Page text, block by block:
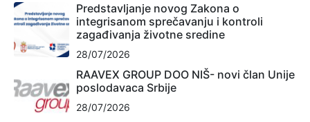
Predstavljanje novog Zakona o
integrisanom sprečavanju i kontroli
zagađivanja životne sredine
28/07/2026
RAAVEX GROUP DOO NIŠ- novi član Unije
poslodavaca Srbije
28/07/2026